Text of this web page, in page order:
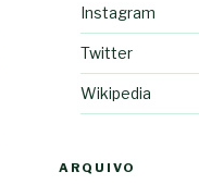
Instagram
Twitter
Wikipedia
ARQUIVO